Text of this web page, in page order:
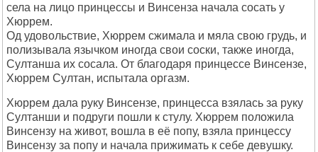
села на лицо принцессы и Винсенза начала сосать у
Хюррем.
Од удовольствие, Хюррем сжимала и мяла свою грудь, и
полизывала язычком иногда свои соски, также иногда,
Султанша их сосала. От благодаря принцессе Винсензе,
Хюррем Султан, испытала оргазм.
Хюррем дала руку Винсензе, принцесса взялась за руку
Султанши и подруги пошли к стулу. Хюррем положила
Винсензу на живот, вошла в её попу, взяла принцессу
Винсензу за попу и начала прижимать к себе девушку.